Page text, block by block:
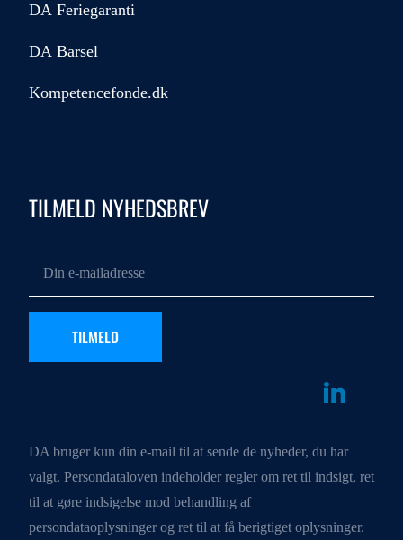
DA Feriegaranti
DA Barsel
Kompetencefonde.dk
TILMELD NYHEDSBREV
DA bruger kun din e-mail til at sende de nyheder, du har
valgt. Persondataloven indeholder regler om ret til indsigt, ret
til at gøre indsigelse mod behandling af
persondataoplysninger og ret til at få berigtiget oplysninger.